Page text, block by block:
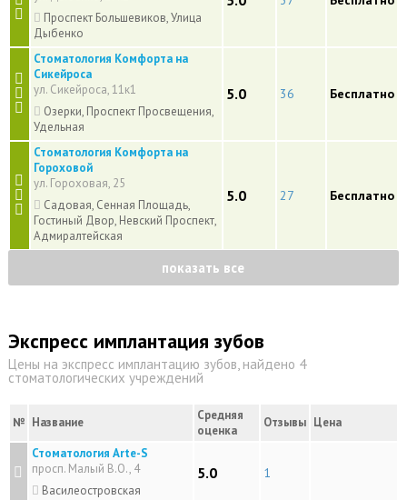
Проспект Большевиков, Улица
Дыбенко
Стоматология Комфорта на
Сикейроса
ул. Сикейроса, 11к1
Озерки, Проспект Просвещения,
Удельная
5.0 36 Бесплатно
Стоматология Комфорта на
Гороховой
ул. Гороховая, 25
Садовая, Сенная Площадь,
Гостиный Двор, Невский Проспект,
Адмиралтейская
5.0 27 Бесплатно
показать все
Экспресс имплантация зубов
Цены на экспресс имплантацию зубов, найдено 4
стоматологических учреждений
№ Название
Средняя
оценка
Отзывы Цена
Стоматология Arte-S
просп. Малый В.О., 4
Василеостровская
5.0 1